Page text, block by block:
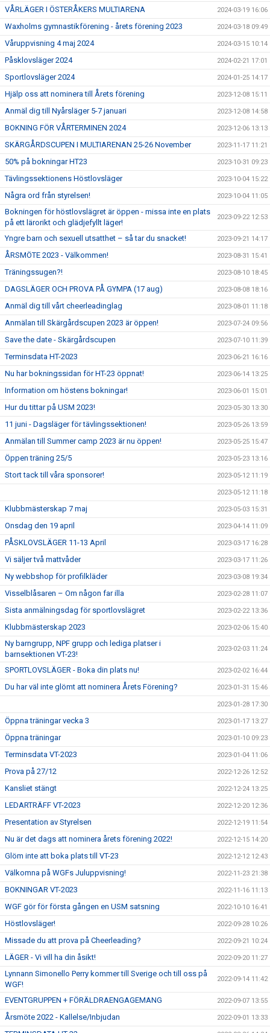
VÅRLÄGER I ÖSTERÅKERS MULTIARENA 2024-03-19 16:06
Waxholms gymnastikförening - årets förening 2023 2024-03-18 09:49
Våruppvisning 4 maj 2024 2024-03-15 10:14
Påsklovsläger 2024 2024-02-21 17:01
Sportlovsläger 2024 2024-01-25 14:17
Hjälp oss att nominera till Årets förening 2023-12-08 15:11
Anmäl dig till Nyårsläger 5-7 januari 2023-12-08 14:58
BOKNING FÖR VÅRTERMINEN 2024 2023-12-06 13:13
SKÄRGÅRDSCUPEN I MULTIARENAN 25-26 November 2023-11-17 11:21
50% på bokningar HT23 2023-10-31 09:23
Tävlingssektionens Höstlovsläger 2023-10-04 15:22
Några ord från styrelsen! 2023-10-04 11:05
Bokningen för höstlovslägret är öppen - missa inte en plats
på ett lärorikt och glädjefyllt läger!
2023-09-22 12:53
Yngre barn och sexuell utsatthet – så tar du snacket! 2023-09-21 14:17
ÅRSMÖTE 2023 - Välkommen! 2023-08-31 15:41
Träningssugen?! 2023-08-10 18:45
DAGSLÄGER OCH PROVA PÅ GYMPA (17 aug) 2023-08-08 18:16
Anmäl dig till vårt cheerleadinglag 2023-08-01 11:18
Anmälan till Skärgårdscupen 2023 är öppen! 2023-07-24 09:56
Save the date - Skärgårdscupen 2023-07-10 11:39
Terminsdata HT-2023 2023-06-21 16:16
Nu har bokningssidan för HT-23 öppnat! 2023-06-14 13:25
Information om höstens bokningar! 2023-06-01 15:01
Hur du tittar på USM 2023! 2023-05-30 13:30
11 juni - Dagsläger för tävlingssektionen! 2023-05-26 13:59
Anmälan till Summer camp 2023 är nu öppen! 2023-05-25 15:47
Öppen träning 25/5 2023-05-23 13:16
Stort tack till våra sponsorer! 2023-05-12 11:19
2023-05-12 11:18
Klubbmästerskap 7 maj 2023-05-03 15:31
Onsdag den 19 april 2023-04-14 11:09
PÅSKLOVSLÄGER 11-13 April 2023-03-17 16:28
Vi säljer två mattvåder 2023-03-17 11:26
Ny webbshop för profilkläder 2023-03-08 19:34
Visselblåsaren – Om någon far illa 2023-02-28 11:07
Sista anmälningsdag för sportlovslägret 2023-02-22 13:36
Klubbmästerskap 2023 2023-02-06 15:40
Ny barngrupp, NPF grupp och lediga platser i
barnsektionen VT-23!
2023-02-03 11:24
SPORTLOVSLÄGER - Boka din plats nu! 2023-02-02 16:44
Du har väl inte glömt att nominera Årets Förening? 2023-01-31 15:46
2023-01-28 17:30
Öppna träningar vecka 3 2023-01-17 13:27
Öppna träningar 2023-01-10 09:23
Terminsdata VT-2023 2023-01-04 11:06
Prova på 27/12 2022-12-26 12:52
Kansliet stängt 2022-12-24 13:25
LEDARTRÄFF VT-2023 2022-12-20 12:36
Presentation av Styrelsen 2022-12-19 11:54
Nu är det dags att nominera årets förening 2022! 2022-12-15 14:20
Glöm inte att boka plats till VT-23 2022-12-12 12:43
Välkomna på WGFs Juluppvisning! 2022-11-23 21:38
BOKNINGAR VT-2023 2022-11-16 11:13
WGF gör för första gången en USM satsning 2022-10-10 16:41
Höstlovsläger! 2022-09-28 10:26
Missade du att prova på Cheerleading? 2022-09-21 10:24
LÄGER - Vi vill ha din åsikt! 2022-09-20 11:27
Lynnann Simonello Perry kommer till Sverige och till oss på
WGF!
2022-09-14 11:42
EVENTGRUPPEN + FÖRÄLDRAENGAGEMANG 2022-09-07 13:55
Årsmöte 2022 - Kallelse/Inbjudan 2022-09-01 13:33